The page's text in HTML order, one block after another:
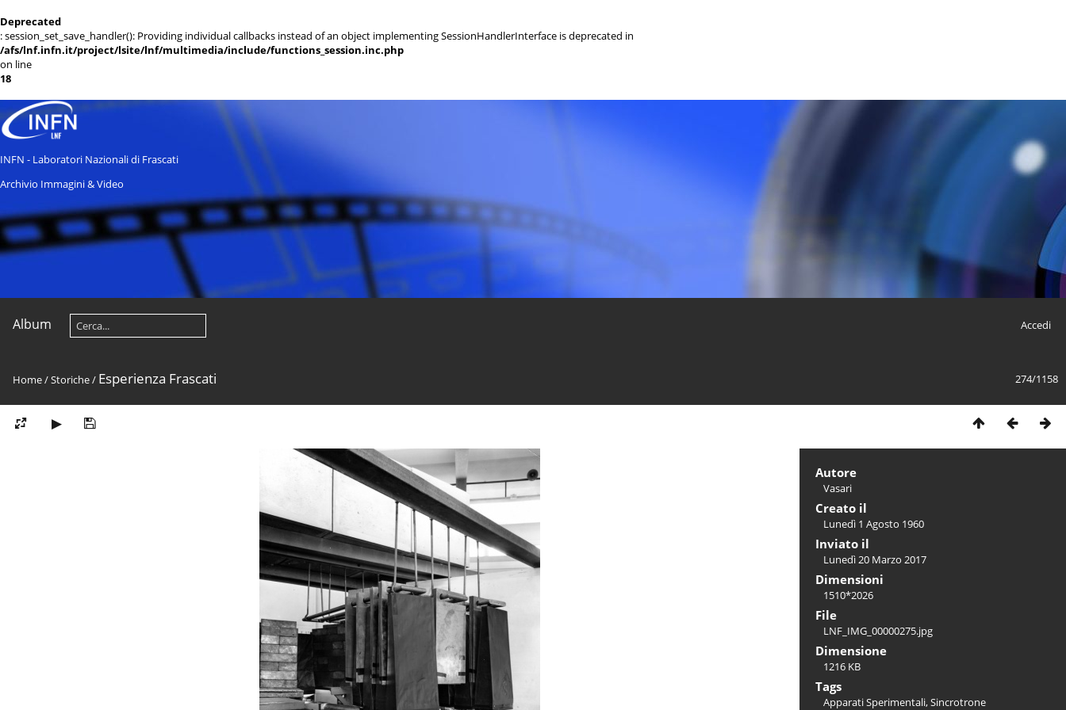
Deprecated
: session_set_save_handler(): Providing individual callbacks instead of an object implementing SessionHandlerInterface is deprecated in
/afs/lnf.infn.it/project/lsite/lnf/multimedia/include/functions_session.inc.php
on line
18
INFN - Laboratori Nazionali di Frascati
Archivio Immagini & Video
Album Accedi
274/1158
Home/Storiche/ Esperienza Frascati
Autore
Vasari
Creato il
Lunedì 1 Agosto 1960
Inviato il
Lunedì 20 Marzo 2017
Dimensioni
1510*2026
File
LNF_IMG_00000275.jpg
Dimensione
1216 KB
Tags
Apparati Sperimentali,Sincrotrone